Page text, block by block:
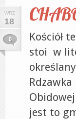
WRZ
18
0
Kościół
stoi w
Rdzawka
jest to